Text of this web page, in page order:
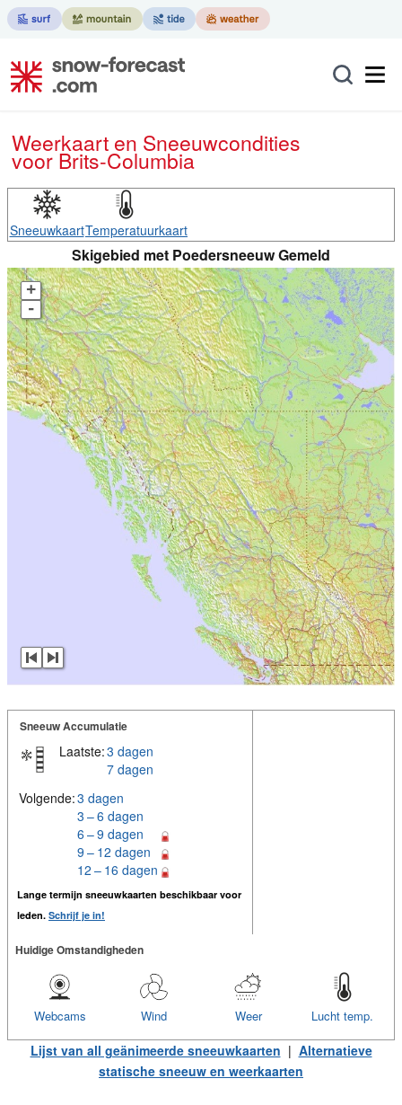
Weerkaart en Sneeuwcondities
voor Brits-Columbia
SneeuwkaartTemperatuurkaart
Skigebied met Poedersneeuw Gemeld
+
-
Sneeuw Accumulatie
Laatste:3 dagen
7 dagen
Volgende:3 dagen
3 – 6 dagen
6 – 9 dagen
9 – 12 dagen
12 – 16 dagen
Lange termijn sneeuwkaarten beschikbaar voor
leden. Schrijf je in!
Huidige Omstandigheden
Lucht temp.
Weer
Wind
Webcams
Lijst van all geänimeerde sneeuwkaarten | Alternatieve
statische sneeuw en weerkaarten